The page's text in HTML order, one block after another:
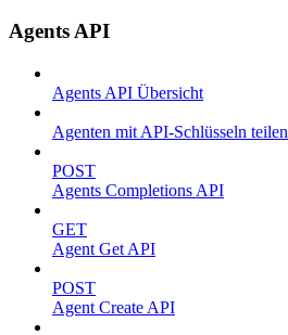
Agents API
Agents API Übersicht
Agenten mit API-Schlüsseln teilen
POST
Agents Completions API
GET
Agent Get API
POST
Agent Create API